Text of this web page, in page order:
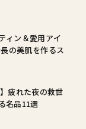
ィン＆愛用アイ
の美肌を作るス
疲れた夜の救世
名品11選